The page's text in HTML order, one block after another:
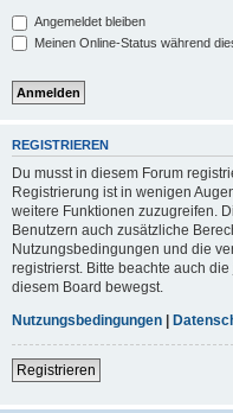
Angemeldet bleiben
Meinen Online-Status während
REGISTRIEREN
Du musst in diesem Forum
Registrierung ist in wenigen
weitere Funktionen zuzugreifen.
Benutzern auch zusätzliche
Nutzungsbedingungen und die
registrierst. Bitte beachte auch
diesem Board bewegst.
Nutzungsbedingungen |
Registrieren